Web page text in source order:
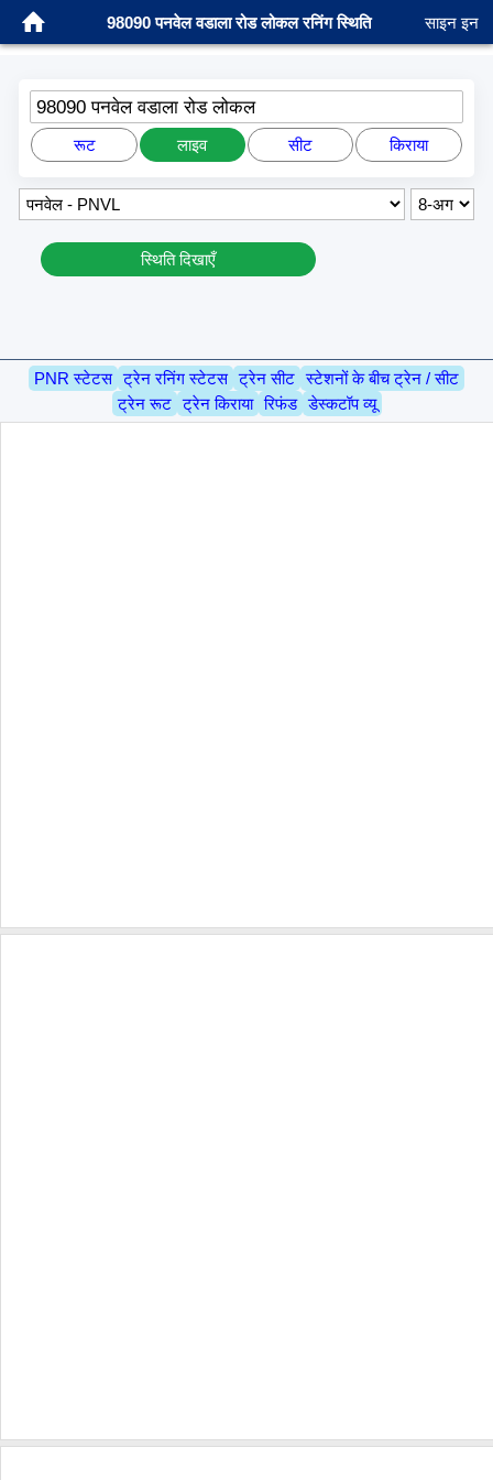
98090 पनवेल वडाला रोड लोकल रनिंग स्थिति साइन इन
98090 पनवेल वडाला रोड लोकल
रूट लाइव सीट किराया
स्थिति दिखाएँ
PNR स्टेटस ट्रेन रनिंग स्टेटस ट्रेन सीट स्टेशनों के बीच ट्रेन / सीट
ट्रेन रूट ट्रेन किराया रिफंड डेस्कटॉप व्यू